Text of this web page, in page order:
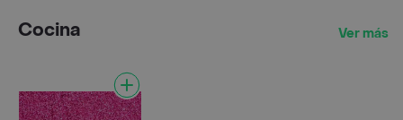
Cocina Ver más